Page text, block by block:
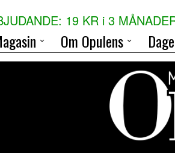
19 KR i 3
Om Opulens